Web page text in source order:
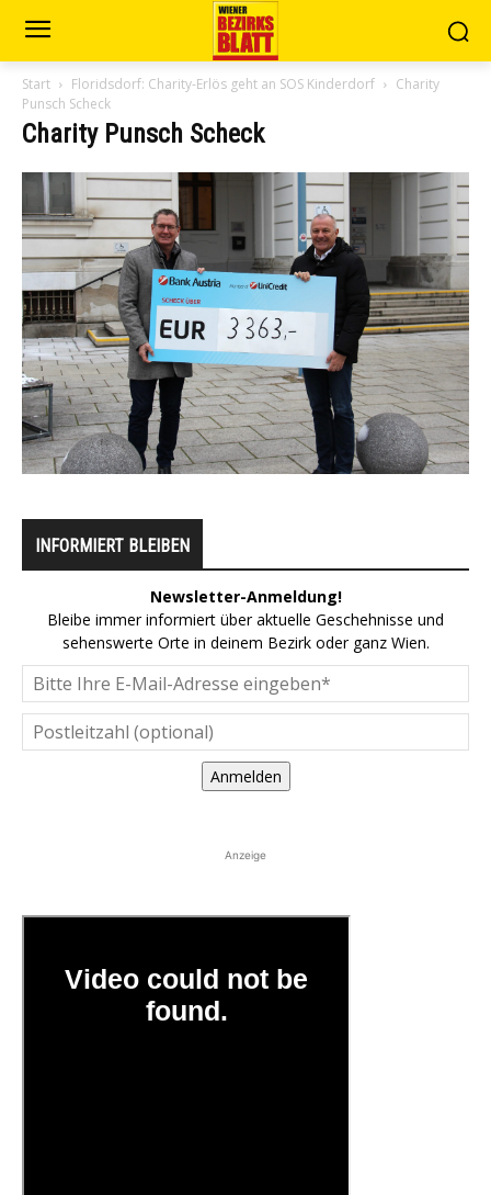
Start Floridsdorf: Charity-Erlös geht an SOS Kinderdorf
Charity
Punsch Scheck
Charity Punsch Scheck
INFORMIERT BLEIBEN
Newsletter-Anmeldung!
Bleibe immer informiert über aktuelle Geschehnisse und
sehenswerte Orte in deinem Bezirk oder ganz Wien.
Anmelden
Anzeige